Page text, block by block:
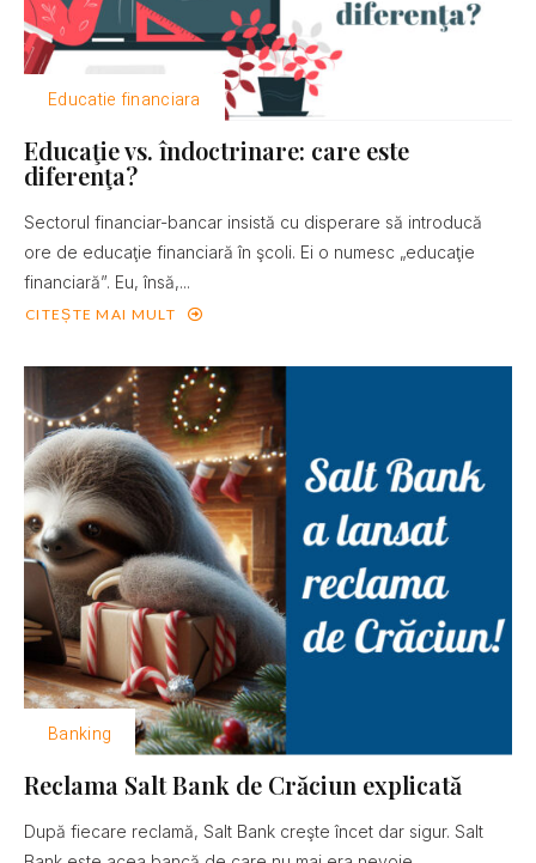
Educatie financiara
Educaţie vs. îndoctrinare: care este
diferenţa?
Sectorul financiar-bancar insistă cu disperare să introducă
ore de educaţie financiară în şcoli. Ei o numesc „educaţie
financiară”. Eu, însă,...
CITEȘTE MAI MULT
Banking
Reclama Salt Bank de Crăciun explicată
După fiecare reclamă, Salt Bank creşte încet dar sigur. Salt